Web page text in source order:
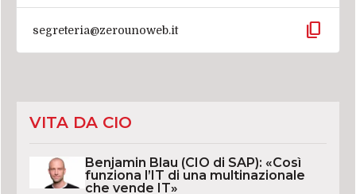
segreteria@zerounoweb.it content_copy
VITA DA CIO
Benjamin Blau (CIO di SAP): «Così
funziona l’IT di una multinazionale
che vende IT»